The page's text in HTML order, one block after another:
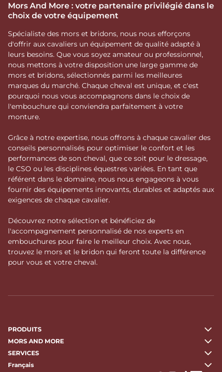
Mors And More : votre partenaire privilégié dans le
choix de votre équipement
Spécialiste des mors et bridons, nous nous efforçons
d'offrir aux cavaliers un équipement de qualité adapté à
leurs besoins. Que vous soyez amateur ou professionnel,
nous mettons à votre disposition une large gamme de
mors et bridons, sélectionnés parmi les meilleures
marques du marché. Chaque cheval est unique, et c'est
pourquoi nous vous accompagnons dans le choix de
l'embouchure qui conviendra parfaitement à votre
monture.
Grâce à notre expertise, nous offrons à chaque cavalier des
conseils personnalisés pour optimiser le confort et les
performances de son cheval, que ce soit pour le dressage,
le CSO ou les disciplines équestres variées. En tant que
référent dans le domaine, nous nous engageons à vous
fournir des équipements innovants, durables et adaptés aux
exigences de chaque cavalier.
Découvrez notre sélection et bénéficiez de
l'accompagnement personnalisé de nos experts en
embouchures pour faire le meilleur choix. Avec nous,
trouvez le mors et le bridon qui feront toute la différence
pour vous et votre cheval.
PRODUITS
MORS AND MORE
SERVICES
Français